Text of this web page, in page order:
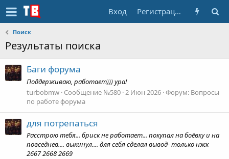
Вход Регистрация
Поиск
Результаты поиска
Баги форума
Поддерживаю, работает))) ура!
turbobmw Сообщение №580 2 Июн 2026 Форум: Вопросы
по работе форума
для потрепаться
Расстрою тебя... бриск не работает... покупал на боёвку и на
повседнев.... выкинул.... для себя сделал вывод- только нжк
2667 2668 2669